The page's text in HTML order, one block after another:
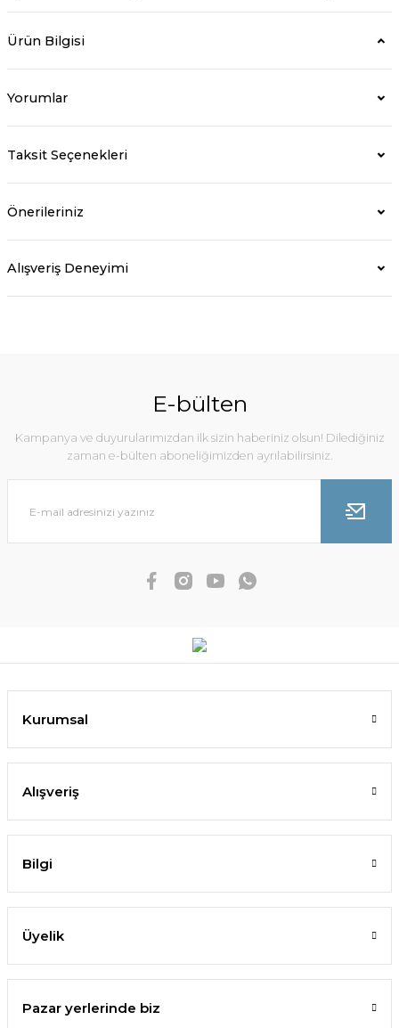
Ürün Bilgisi
Yorumlar
Taksit Seçenekleri
Önerileriniz
Alışveriş Deneyimi
E-bülten
Kampanya ve duyurularımızdan ilk sizin haberiniz olsun! Dilediğiniz
zaman e-bülten aboneliğimizden ayrılabilirsiniz.
Kurumsal
Alışveriş
Bilgi
Üyelik
Pazar yerlerinde biz